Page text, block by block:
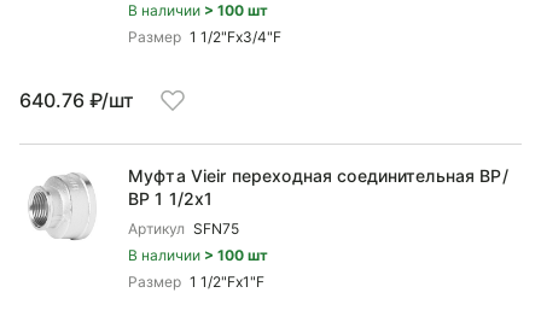
В наличии > 100 шт
Размер 1 1/2"Fx3/4"F
640.76 ₽/шт
Муфта Vieir переходная соединительная ВР/
ВР 1 1/2x1
Артикул SFN75
В наличии > 100 шт
Размер 1 1/2"Fx1"F